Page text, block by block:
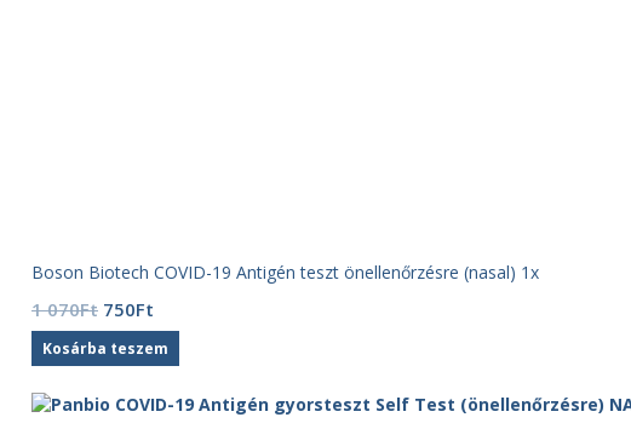
Boson Biotech COVID-19 Antigén teszt önellenőrzésre (nasal) 1x
1 070Ft Original
price
was:
070Ft.
750Ft
price
is:
Kosárba teszem